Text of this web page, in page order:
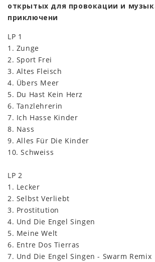
открытых для провокации и
приключени
LP 1
1. Zunge
2. Sport Frei
3. Altes Fleisch
4. Übers Meer
5. Du Hast Kein Herz
6. Tanzlehrerin
7. Ich Hasse Kinder
8. Nass
9. Alles Für Die Kinder
10. Schweiss
LP 2
1. Lecker
2. Selbst Verliebt
3. Prostitution
4. Und Die Engel Singen
5. Meine Welt
6. Entre Dos Tierras
7. Und Die Engel Singen - Swarm Remix